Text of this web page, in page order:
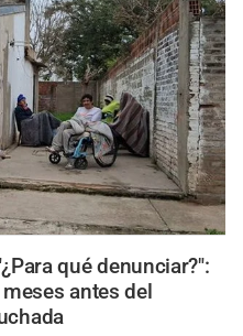
qué denunciar?":
antes del